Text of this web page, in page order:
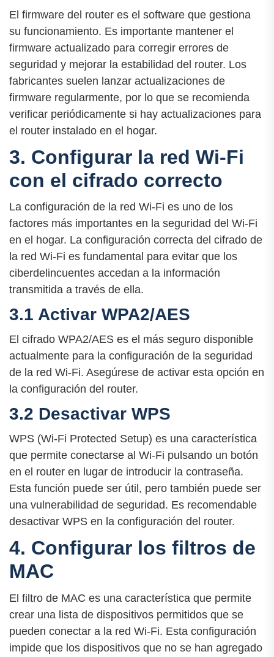
El firmware del router es el software que gestiona
su funcionamiento. Es importante mantener el
firmware actualizado para corregir errores de
seguridad y mejorar la estabilidad del router. Los
fabricantes suelen lanzar actualizaciones de
firmware regularmente, por lo que se recomienda
verificar periódicamente si hay actualizaciones para
el router instalado en el hogar.
3. Configurar la red Wi-Fi
con el cifrado correcto
La configuración de la red Wi-Fi es uno de los
factores más importantes en la seguridad del Wi-Fi
en el hogar. La configuración correcta del cifrado de
la red Wi-Fi es fundamental para evitar que los
ciberdelincuentes accedan a la información
transmitida a través de ella.
3.1 Activar WPA2/AES
El cifrado WPA2/AES es el más seguro disponible
actualmente para la configuración de la seguridad
de la red Wi-Fi. Asegúrese de activar esta opción en
la configuración del router.
3.2 Desactivar WPS
WPS (Wi-Fi Protected Setup) es una característica
que permite conectarse al Wi-Fi pulsando un botón
en el router en lugar de introducir la contraseña.
Esta función puede ser útil, pero también puede ser
una vulnerabilidad de seguridad. Es recomendable
desactivar WPS en la configuración del router.
4. Configurar los filtros de
MAC
El filtro de MAC es una característica que permite
crear una lista de dispositivos permitidos que se
pueden conectar a la red Wi-Fi. Esta configuración
impide que los dispositivos que no se han agregado